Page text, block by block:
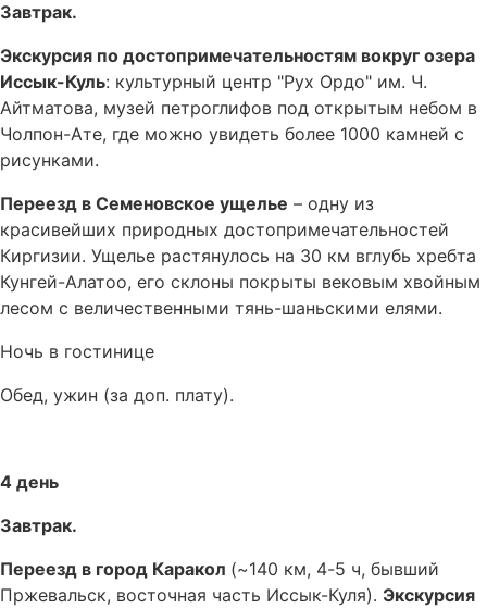
Завтрак.
Экскурсия по достопримечательностям вокруг озера
Иссык-Куль: культурный центр "Рух Ордо" им. Ч.
Айтматова, музей петроглифов под открытым небом в
Чолпон-Ате, где можно увидеть более 1000 камней с
рисунками.
Переезд в Семеновское ущелье – одну из
красивейших природных достопримечательностей
Киргизии. Ущелье растянулось на 30 км вглубь хребта
Кунгей-Алатоо, его склоны покрыты вековым хвойным
лесом с величественными тянь-шаньскими елями.
Ночь в гостинице
Обед, ужин (за доп. плату).
4 день
Завтрак.
Переезд в город Каракол (~140 км, 4-5 ч, бывший
Пржевальск, восточная часть Иссык-Куля). Экскурсия